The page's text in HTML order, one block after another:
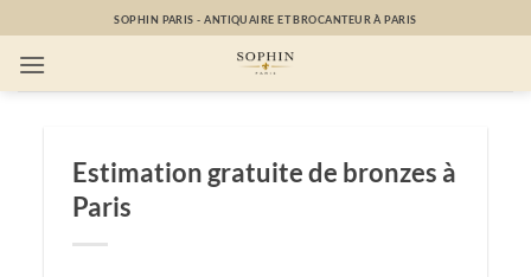
au
contenu
SOPHIN PARIS - ANTIQUAIRE ET BROCANTEUR À PARIS
Estimation gratuite de bronzes à
Paris